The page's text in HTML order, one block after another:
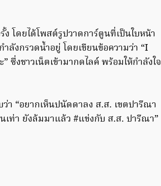
โดยได้โพสต์รูปวาดการ์ตูนที่เป็นใบหน้า
งกรวดน้ำอยู่ โดยเขียนข้อความว่า “I
งชาวเน็ตเข้ามากดไลค์ พร้อมให้กำลังใจ
า “อยากเห็นปนัดดาลง ส.ส. เขตปารีณา
เท่า ยังล้มมาแล้ว #แข่งกับ ส.ส. ปารีณา”